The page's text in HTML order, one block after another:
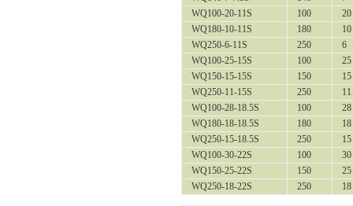
WQ100-20-11S
100
20
WQ180-10-11S
180
10
WQ250-6-11S
250
6
WQ100-25-15S
100
25
WQ150-15-15S
150
15
WQ250-11-15S
250
11
WQ100-28-18.5S
100
28
WQ180-18-18.5S
180
18
WQ250-15-18.5S
250
15
WQ100-30-22S
100
30
WQ150-25-22S
150
25
WQ250-18-22S
250 18